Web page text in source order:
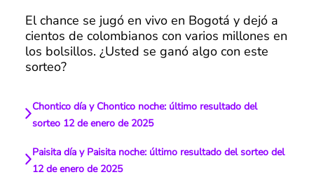
El chance se jugó en vivo en Bogotá y dejó a
cientos de colombianos con varios millones en
los bolsillos. ¿Usted se ganó algo con este
sorteo?
Chontico día y Chontico noche: último resultado del
sorteo 12 de enero de 2025
Paisita día y Paisita noche: último resultado del sorteo del
12 de enero de 2025